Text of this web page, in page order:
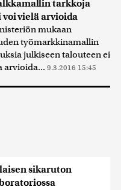
tarkkoja
vielä arvioida
mukaan
työmarkkinamallin
julkiseen talouteen ei
arvioida... 9.3.2016 15:45
sikaruton